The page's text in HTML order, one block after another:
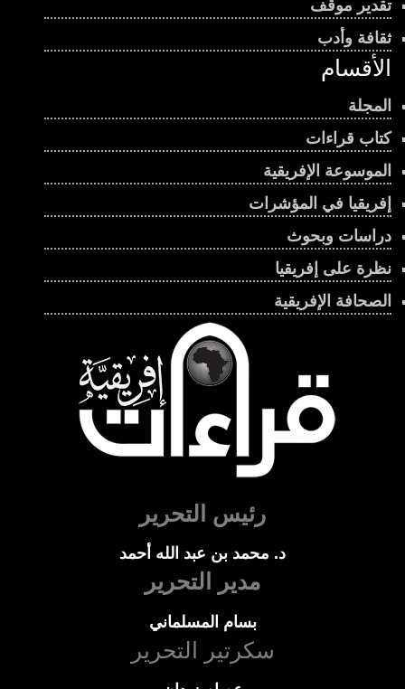
تقدير موقف
ثقافة وأدب
الأقسام
المجلة
كتاب قراءات
الموسوعة الإفريقية
إفريقيا في المؤشرات
دراسات وبحوث
نظرة على إفريقيا
الصحافة الإفريقية
رئيس التحرير
د. محمد بن عبد الله أحمد
مدير التحرير
بسام المسلماني
سكرتير التحرير